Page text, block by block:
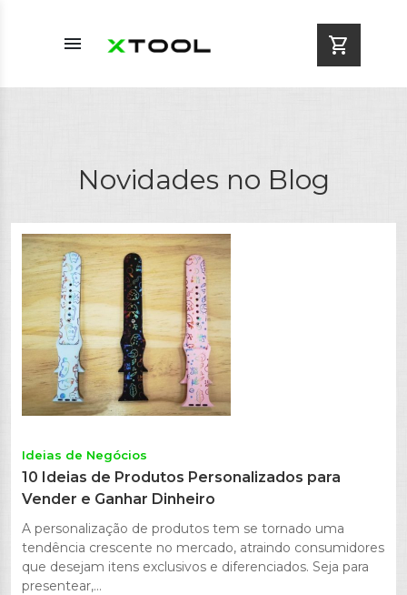
menu shopping_cart
Novidades no Blog
Ideias de Negócios
10 Ideias de Produtos Personalizados para
Vender e Ganhar Dinheiro
A personalização de produtos tem se tornado uma
tendência crescente no mercado, atraindo consumidores
que desejam itens exclusivos e diferenciados. Seja para
presentear,...